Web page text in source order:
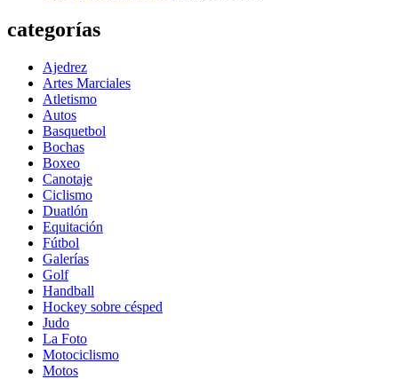
categorías
Ajedrez
Artes Marciales
Atletismo
Autos
Basquetbol
Bochas
Boxeo
Canotaje
Ciclismo
Duatlón
Equitación
Fútbol
Galerías
Golf
Handball
Hockey sobre césped
Judo
La Foto
Motociclismo
Motos